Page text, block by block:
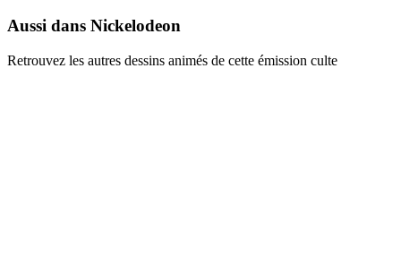
Aussi dans Nickelodeon
Retrouvez les autres dessins animés de cette émission culte